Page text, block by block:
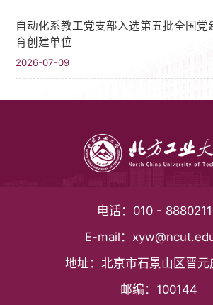
自动化系教工党支部入选第五批全国党
育创建单位
2026-07-09
电话： 010 -
E-mail：
地址： 北京市石景山区晋元
邮编： 100144